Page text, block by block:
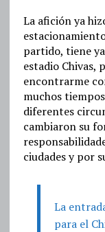
La afición ya
partido, tiene
estadio Chivas,
encontrarme
muchos
diferentes
cambiaron su
ciudades y por
La
para el